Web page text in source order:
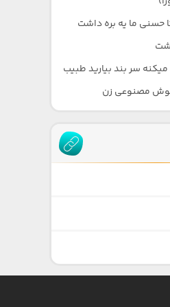
حسنی ما یه بره داشت
سر بند بیارید طبیب
هوش مصنوعی زن